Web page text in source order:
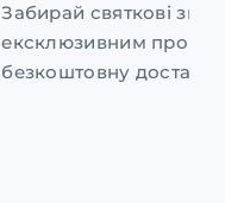
Забирай святкові
ексклюзивним
безкоштовну доставку